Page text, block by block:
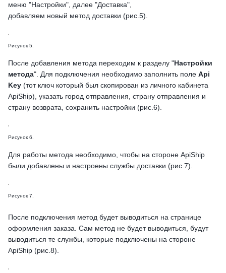
меню "Настройки", далее "Доставка",
добавляем новый метод доставки (рис.5).
Рисунок 5.
После добавления метода переходим к разделу "Настройки
метода". Для подключения необходимо заполнить поле Api
Key (тот ключ который был скопирован из личного кабинета
ApiShip), указать город отправления, страну отправления и
страну возврата, сохранить настройки (рис.6).
Рисунок 6.
Для работы метода необходимо, чтобы на стороне ApiShip
были добавлены и настроены службы доставки (рис.7).
Рисунок 7.
После подключения метод будет выводиться на странице
оформления заказа. Сам метод не будет выводиться, будут
выводиться те службы, которые подключены на стороне
ApiShip (рис.8).